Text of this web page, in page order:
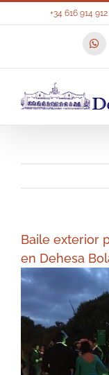
+34 616 914 912
Baile exterior
en Dehesa